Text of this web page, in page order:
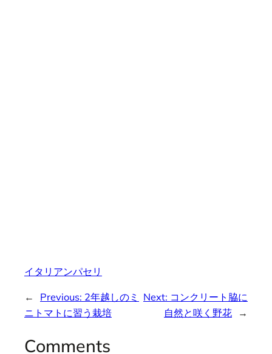
イタリアンパセリ
← Previous: 2年越しのミ
ニトマトに習う栽培
Next: コンクリート脇に
自然と咲く野花
→
Comments